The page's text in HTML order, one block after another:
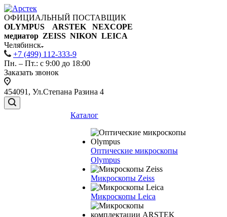
ОФИЦИАЛЬНЫЙ ПОСТАВЩИК
OLYMPUS ARSTEK NEXCOPE
медиатор ZEISS NIKON LEICA
Челябинск
+7 (499) 112-333-9
Пн. – Пт.: с 9:00 до 18:00
Заказать звонок
454091, Ул.Степана Разина 4
Каталог
Оптические микроскопы
Olympus
Микроскопы Zeiss
Микроскопы Leica